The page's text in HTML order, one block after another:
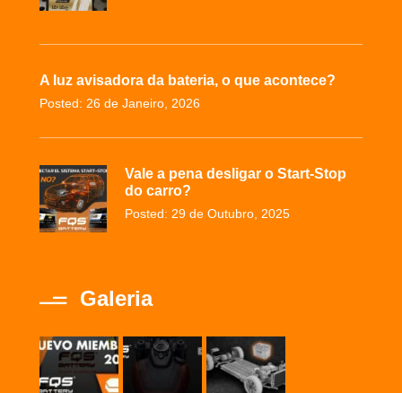
A luz avisadora da bateria, o que acontece?
Posted: 26 de Janeiro, 2026
Vale a pena desligar o Start-Stop
do carro?
Posted: 29 de Outubro, 2025
Galeria